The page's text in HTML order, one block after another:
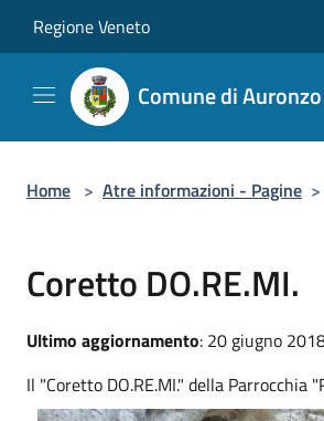
Regione Veneto
Comune di
Home > Atre informazioni - Pagine >
Coretto DO.RE.MI.
Ultimo aggiornamento: 20 giugno
Il "Coretto DO.RE.MI." della Parrocchia